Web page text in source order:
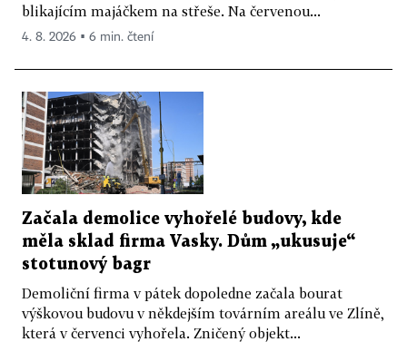
blikajícím majáčkem na střeše. Na červenou...
4. 8. 2026 ▪ 6 min. čtení
Začala demolice vyhořelé budovy, kde
měla sklad firma Vasky. Dům „ukusuje“
stotunový bagr
Demoliční firma v pátek dopoledne začala bourat
výškovou budovu v někdejším továrním areálu ve Zlíně,
která v červenci vyhořela. Zničený objekt...